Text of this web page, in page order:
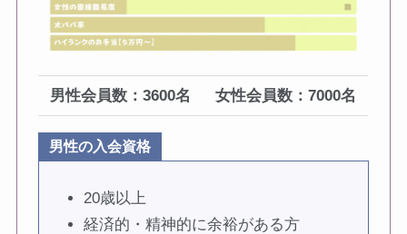
男性会員数：3600名 女性会員数：7000名
男性の入会資格
20歳以上
経済的・精神的に余裕がある方